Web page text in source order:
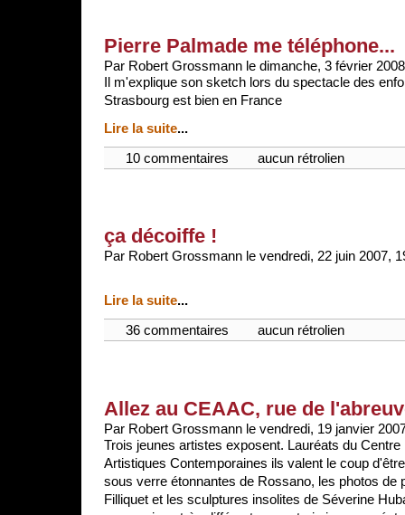
Pierre Palmade me téléphone...
Par Robert Grossmann le dimanche, 3 février
Il m'explique son sketch lors du spectacle des
Strasbourg est bien en France
Lire la suite...
10 commentaires
aucun rétrolien
ça décoiffe !
Par Robert Grossmann le vendredi, 22 juin 2007,
Lire la suite...
36 commentaires
aucun rétrolien
Allez au CEAAC, rue de
Par Robert Grossmann le vendredi, 19 janvier
Trois jeunes artistes exposent. Lauréats du
Artistiques Contemporaines ils valent le coup
sous verre étonnantes de Rossano, les photos de
Filliquet et les sculptures insolites de Séverine